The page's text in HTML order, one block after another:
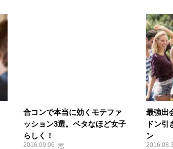
合コンで本当に効くモテファ
ッション3選。ベタなほど女子
らしく！
2016.09.06
最強出
ドン引
ン